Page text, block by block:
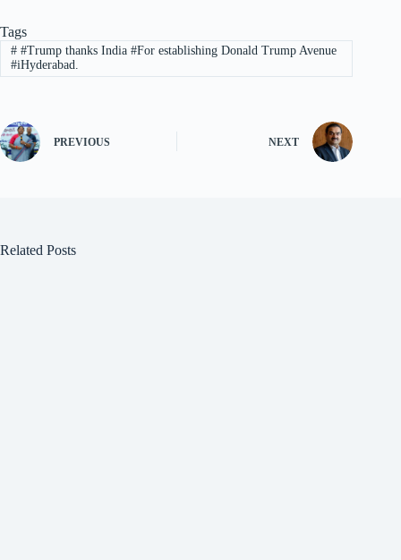
Tags
##Trump thanks India #For establishing Donald Trump Avenue
#iHyderabad.
PREVIOUS NEXT
Related Posts